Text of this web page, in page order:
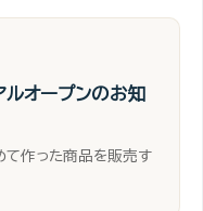
ルオープンのお知
て作った商品を販売す